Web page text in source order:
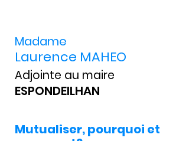
Laurence MAHEO
Madame
Adjointe au maire
ESPONDEILHAN
Mutualiser, pourquoi et